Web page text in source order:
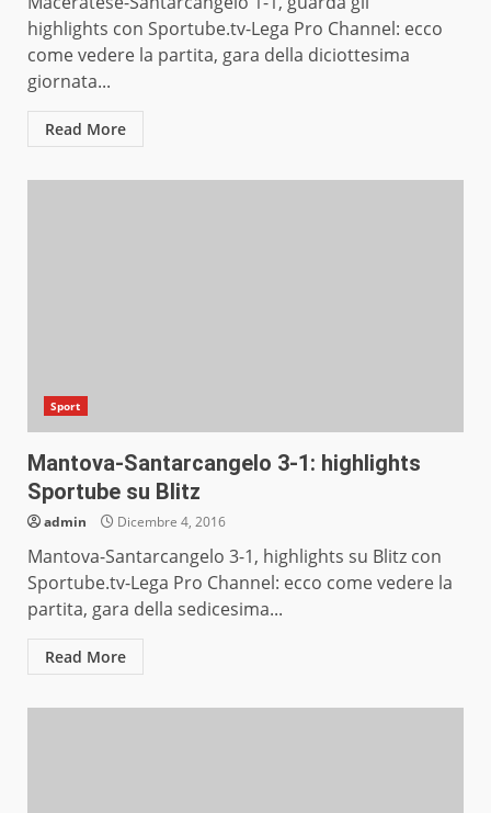
highlights con Sportube.tv-Lega Pro Channel: ecco
come vedere la partita, gara della diciottesima
giornata...
Read More
Sport
Mantova-Santarcangelo 3-1: highlights
Sportube su Blitz
admin Dicembre 4, 2016
Mantova-Santarcangelo 3-1, highlights su Blitz con
Sportube.tv-Lega Pro Channel: ecco come vedere la
partita, gara della sedicesima...
Read More